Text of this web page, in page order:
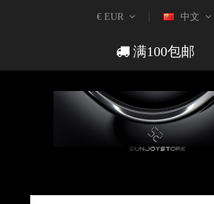
€ EUR 中文
满100包邮